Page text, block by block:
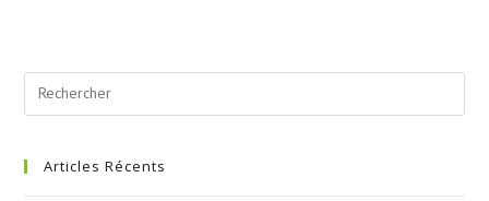
Search
this
Articles Récents